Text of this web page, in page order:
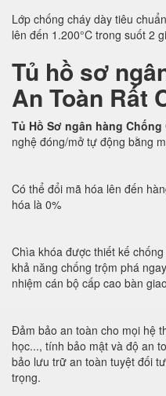
Lớp chống cháy dày tiêu
lên đến 1.200°C trong suốt 2
Tủ hồ sơ
An Toàn Rất
Tủ Hồ Sơ ngân hàng Chống
nghệ đóng/mở tự động bằng
Có thể đổi mã hóa lên đến
hóa là 0%
Chìa khóa được thiết kế
khả năng chống trộm phá
nhiệm cán bộ cấp cao bàn
Đảm bảo an toàn cho mọi hệ
học..., tính bảo mật và độ an
bảo lưu trữ an toàn tuyệt đối
trọng.